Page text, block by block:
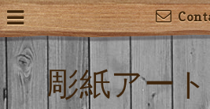
彫紙アー